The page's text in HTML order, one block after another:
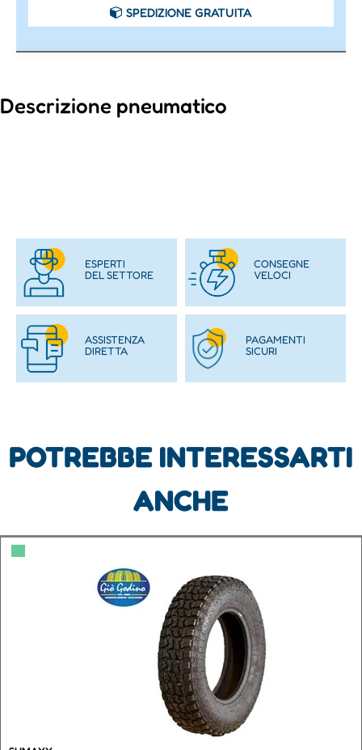
SPEDIZIONE GRATUITA
Descrizione pneumatico
ESPERTI
DEL SETTORE
CONSEGNE
VELOCI
ASSISTENZA
DIRETTA
PAGAMENTI
SICURI
POTREBBE INTERESSARTI
ANCHE
▀